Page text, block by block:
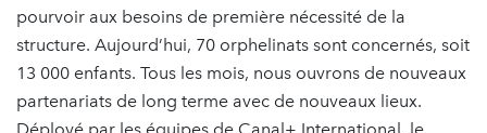
pourvoir aux besoins de première nécessité de la
structure. Aujourd’hui, 70 orphelinats sont concernés, soit
13 000 enfants. Tous les mois, nous ouvrons de nouveaux
partenariats de long terme avec de nouveaux lieux.
Déployé par les équipes de Canal+ International, le